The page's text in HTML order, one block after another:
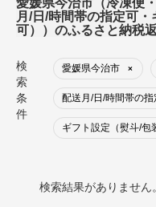
月/日/時間帯の指定可
可））のふるさと納税
検
索
条
件
愛媛県今治市 ×
配送月/日/時間帯の指
ギフト設定（熨斗/包
検索結果がありません